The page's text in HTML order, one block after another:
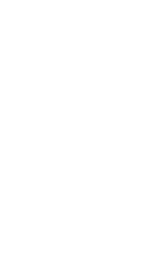
page="1" data-max-